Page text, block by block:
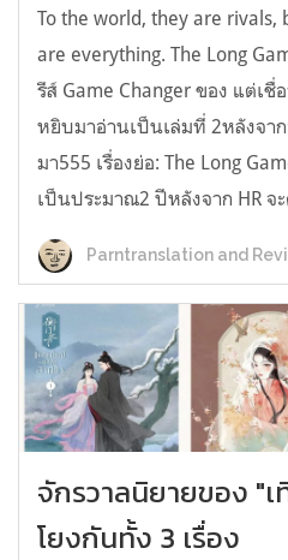
To the world, they are rivals,
are everything. The Long
รีส์ Game Changer ของ แต่เชื่
หยิบมาอ่านเป็นเล่มที่ 2หลังจา
มา555 เรื่องย่อ: The Long
เป็นประมาณ2 ปีหลังจาก HR จะ
Parntranslation and
จักรวาลนิยายของ "
โยงกันทั้ง 3 เรื่อง